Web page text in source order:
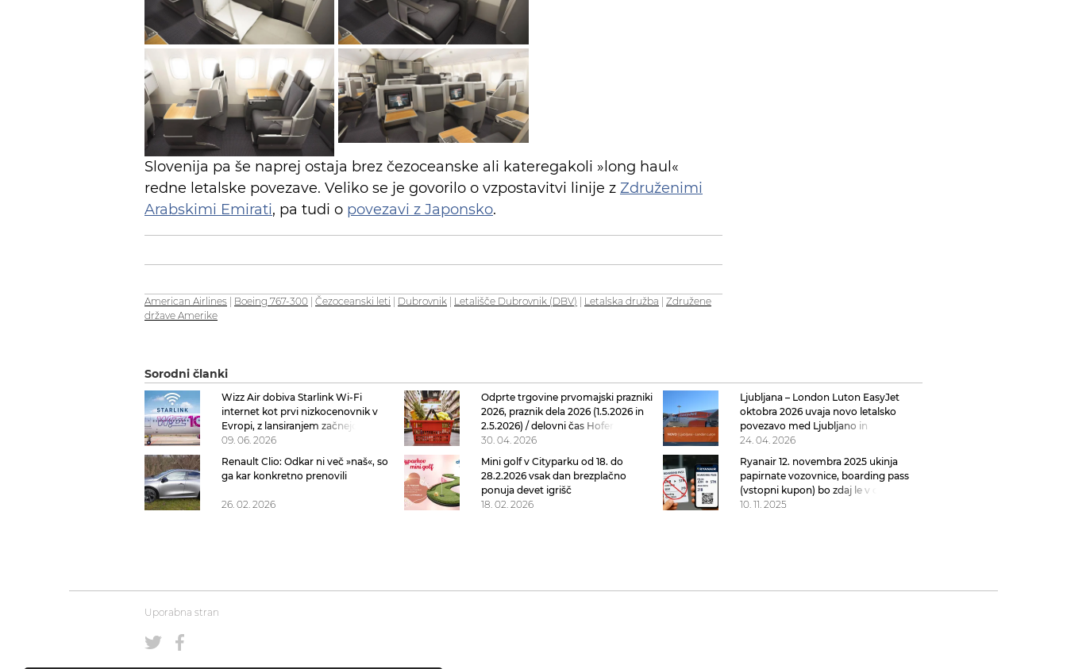
Slovenija pa še naprej ostaja brez čezoceanske ali kateregakoli »long haul«
redne letalske povezave. Veliko se je govorilo o vzpostavitvi linije z Združenimi
Arabskimi Emirati, pa tudi o povezavi z Japonsko.
American Airlines | Boeing 767-300 | Čezoceanski leti | Dubrovnik | Letališče Dubrovnik (DBV) | Letalska družba | Združene
države Amerike
Sorodni članki
Wizz Air dobiva Starlink Wi-Fi
internet kot prvi nizkocenovnik v
Evropi, z lansiranjem začnejo 2027
09. 06. 2026
Odprte trgovine prvomajski prazniki
2026, praznik dela 2026 (1.5.2026 in
2.5.2026) / delovni čas Hofer, Lidl,
Mercator, Spar, Citypark, Aleja
30. 04. 2026
Ljubljana – London Luton EasyJet
oktobra 2026 uvaja novo letalsko
povezavo med Ljubljano in
Londonom
24. 04. 2026
Renault Clio: Odkar ni več »naš«, so
ga kar konkretno prenovili
26. 02. 2026
Mini golf v Cityparku od 18. do
28.2.2026 vsak dan brezplačno
ponuja devet igrišč
18. 02. 2026
Ryanair 12. novembra 2025 ukinja
papirnate vozovnice, boarding pass
(vstopni kupon) bo zdaj le v digitalni
obliki
10. 11. 2025
Uporabna stran